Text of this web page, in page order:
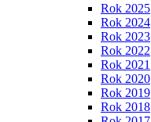
Rok 2025
Rok 2024
Rok 2023
Rok 2022
Rok 2021
Rok 2020
Rok 2019
Rok 2018